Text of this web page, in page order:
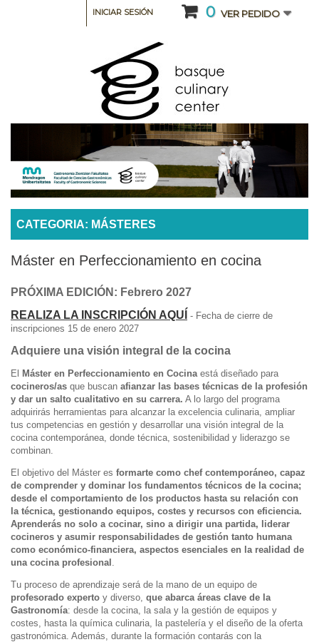
0 VER PEDIDO
INICIAR SESIÓN
CATEGORIA: MÁSTERES
Máster en Perfeccionamiento en cocina
PRÓXIMA EDICIÓN: Febrero 2027
REALIZA LA INSCRIPCIÓN AQUÍ - Fecha de cierre de
inscripciones 15 de enero 2027
Adquiere una visión integral de la cocina
El Máster en Perfeccionamiento en Cocina está diseñado para
cocineros/as que buscan afianzar las bases técnicas de la profesión
y dar un salto cualitativo en su carrera. A lo largo del programa
adquirirás herramientas para alcanzar la excelencia culinaria, ampliar
tus competencias en gestión y desarrollar una visión integral de la
cocina contemporánea, donde técnica, sostenibilidad y liderazgo se
combinan.
El objetivo del Máster es formarte como chef contemporáneo, capaz
de comprender y dominar los fundamentos técnicos de la cocina;
desde el comportamiento de los productos hasta su relación con
la técnica, gestionando equipos, costes y recursos con eficiencia.
Aprenderás no solo a cocinar, sino a dirigir una partida, liderar
cocineros y asumir responsabilidades de gestión tanto humana
como económico-financiera, aspectos esenciales en la realidad de
una cocina profesional
Tu proceso de aprendizaje será de la mano de un equipo de
profesorado experto y diverso, que abarca áreas clave de la
Gastronomía: desde la cocina, la sala y la gestión de equipos y
costes, hasta la química culinaria, la pastelería y el diseño de la oferta
gastronómica. Además, durante la formación contarás con la